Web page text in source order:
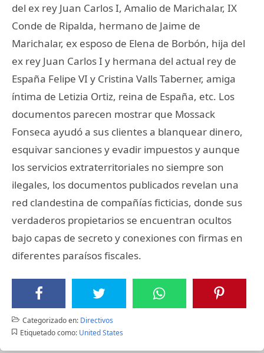
del ex rey Juan Carlos I, Amalio de Marichalar, IX
Conde de Ripalda, hermano de Jaime de
Marichalar, ex esposo de Elena de Borbón, hija del
ex rey Juan Carlos I y hermana del actual rey de
España Felipe VI y Cristina Valls Taberner, amiga
íntima de Letizia Ortiz, reina de España, etc. Los
documentos parecen mostrar que Mossack
Fonseca ayudó a sus clientes a blanquear dinero,
esquivar sanciones y evadir impuestos y aunque
los servicios extraterritoriales no siempre son
ilegales, los documentos publicados revelan una
red clandestina de compañías ficticias, donde sus
verdaderos propietarios se encuentran ocultos
bajo capas de secreto y conexiones con firmas en
diferentes paraísos fiscales.
Categorizado en: Directivos
Etiquetado como: United States